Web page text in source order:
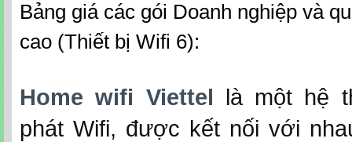
Bảng giá các gói Doanh nghiệp và
cao (Thiết bị Wifi 6):
Home wifi Viettel là một hệ
phát Wifi, được kết nối với